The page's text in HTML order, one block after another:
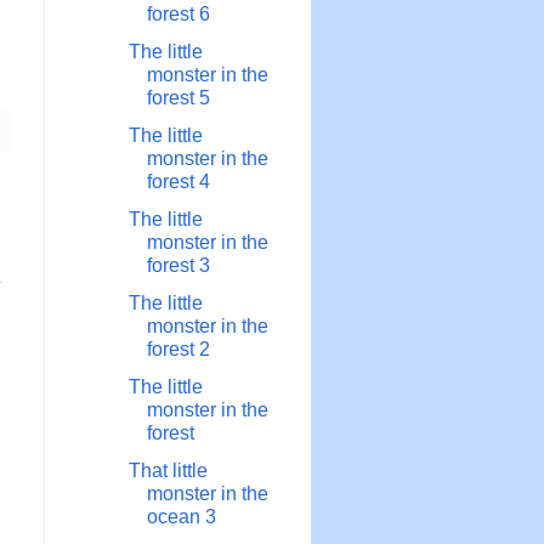
forest 6
The little
monster in the
forest 5
The little
monster in the
forest 4
The little
monster in the
forest 3
The little
monster in the
forest 2
The little
monster in the
forest
That little
monster in the
ocean 3